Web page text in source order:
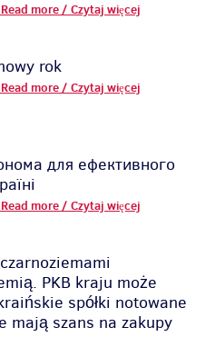
more / Czytaj więcej
rok
more / Czytaj więcej
для ефективного
more / Czytaj więcej
PKB kraju może
spółki notowane
mają szans na zakupy